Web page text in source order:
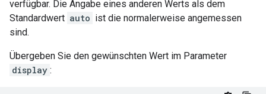
verfügbar. Die Angabe eines anderen Werts als dem
Standardwert auto ist die normalerweise angemessen
sind.
Übergeben Sie den gewünschten Wert im Parameter
display :